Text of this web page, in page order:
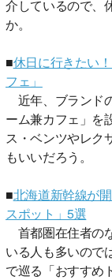
介しているので、
か。
■休日に行きたい
フェ」
近年、ブランド
ーム兼カフェ」を
ス・ベンツやレク
もいいだろう。
■北海道新幹線が
スポット」5選
首都圏在住者の
いる人も多いの
で巡る「おすすめ